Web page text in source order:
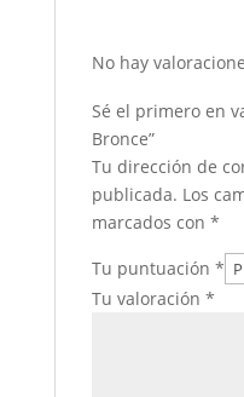
No hay
Sé el primero en
Bronce”
Tu dirección de
publicada. Los
marcados con *
Tu puntuación *
Tu valoración *